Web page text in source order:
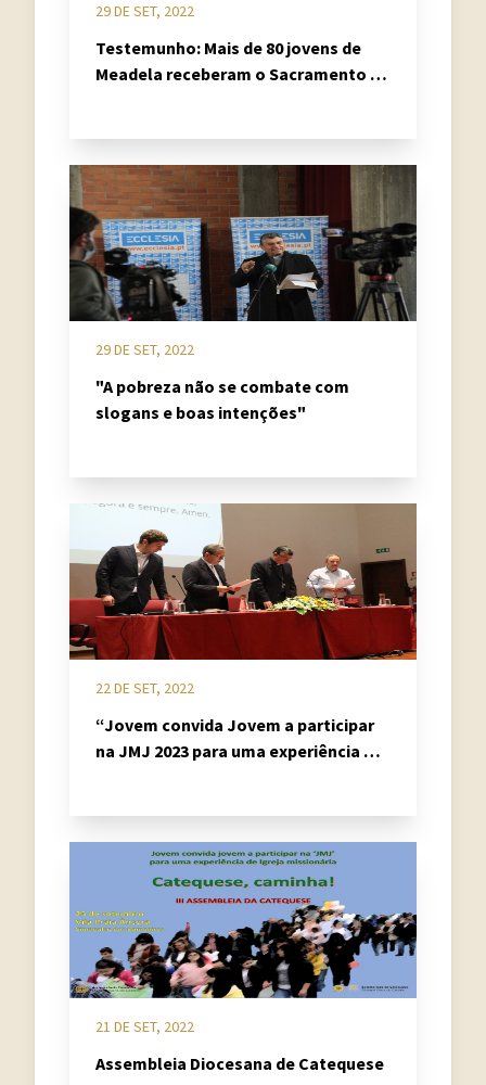
29 DE SET, 2022
Testemunho: Mais de 80 jovens de
Meadela receberam o Sacramento da
29 DE SET, 2022
"A pobreza não se combate com
slogans e boas intenções"
22 DE SET, 2022
“Jovem convida Jovem a participar
na JMJ 2023 para uma experiência de
21 DE SET, 2022
Assembleia Diocesana de Catequese